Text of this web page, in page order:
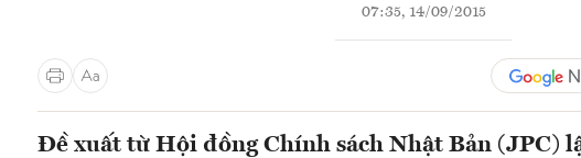
07:35, 14/09/2015
Đề xuất từ Hội đồng Chính sách Nhật Bản (JPC)